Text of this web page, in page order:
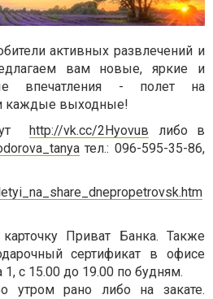
активных развлечений и
вам новые, яркие и
впечатления - полет на
каждые выходные!
http://vk.cc/2Hyovuв либо в
тел.: 096-595-35-86,
Приват Банка. Также
сертификат в офисе
1, с 15.00 до 19.00 по будням.
утром рано либо на закате.